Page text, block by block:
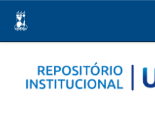
navigation